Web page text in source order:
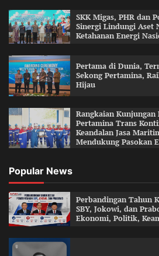
SKK Migas, PHR dan
Sinergi Lindungi Aset
Ketahanan Energi
Pertama di Dunia,
Sekong Pertamina,
Hijau
Rangkaian Kunjungan
Pertamina Trans
Keandalan Jasa
Mendukung Pasokan
Popular News
Perbandingan Tahun
SBY, Jokowi, dan
Ekonomi, Politik,